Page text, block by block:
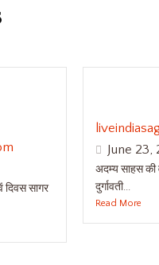
दिवस सागर
June 23,
अदम्य साहस की
दुर्गावती...
Read More